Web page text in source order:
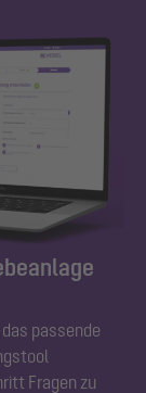
passende
Fragen zu